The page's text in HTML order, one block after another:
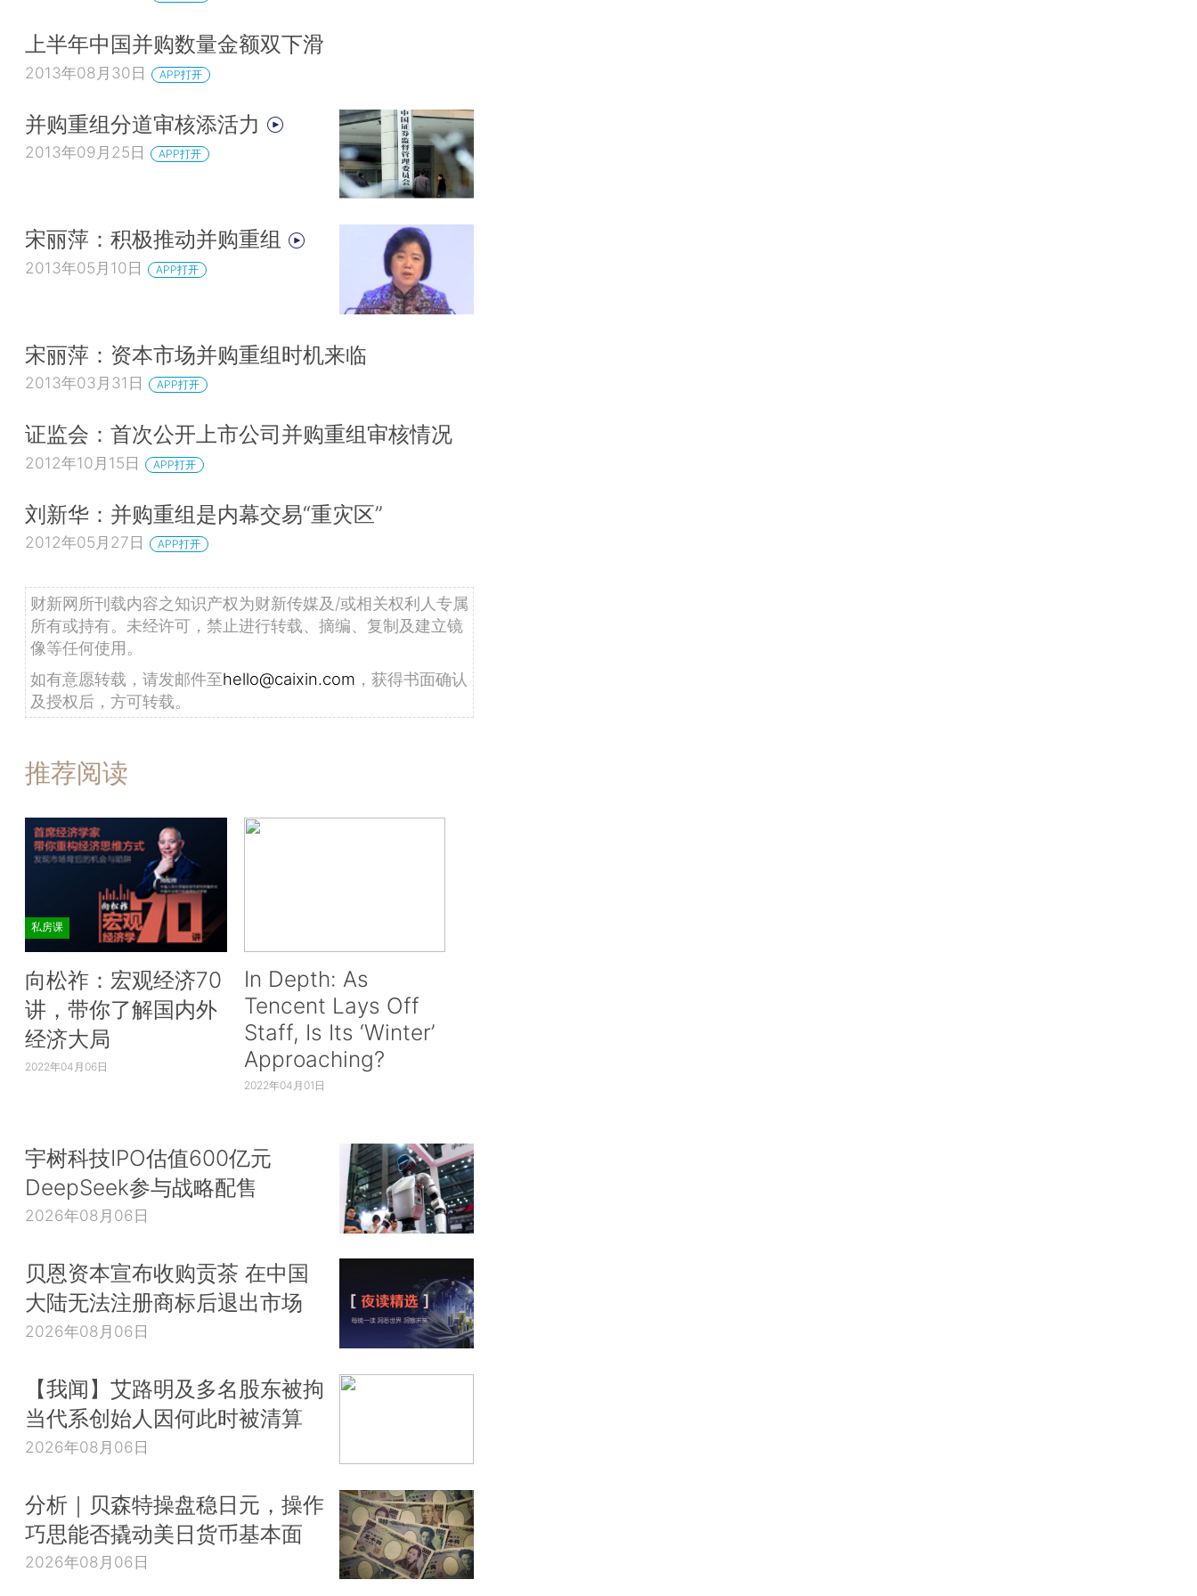
上半年中国并购数量金额双下滑
2013年08月30日 APP打开
并购重组分道审核添活力
2013年09月25日 APP打开
宋丽萍：积极推动并购重组
2013年05月10日 APP打开
宋丽萍：资本市场并购重组时机来临
2013年03月31日 APP打开
证监会：首次公开上市公司并购重组审核情况
2012年10月15日 APP打开
刘新华：并购重组是内幕交易“重灾区”
2012年05月27日 APP打开
财新网所刊载内容之知识产权为财新传媒及/或相关权利人专属
所有或持有。未经许可，禁止进行转载、摘编、复制及建立镜
像等任何使用。
如有意愿转载，请发邮件至hello@caixin.com ，获得书面确认
及授权后，方可转载。
推荐阅读
私房课
向松祚：宏观经济70
讲，带你了解国内外
经济大局
2022年04月06日
In Depth: As
Tencent Lays Off
Staff, Is Its ‘Winter’
Approaching?
2022年04月01日
宇树科技IPO估值600亿元
DeepSeek参与战略配售
2026年08月06日
贝恩资本宣布收购贡茶 在中国
大陆无法注册商标后退出市场
2026年08月06日
【我闻】艾路明及多名股东被拘
当代系创始人因何此时被清算
2026年08月06日
分析｜贝森特操盘稳日元，操作
巧思能否撬动美日货币基本面
2026年08月06日